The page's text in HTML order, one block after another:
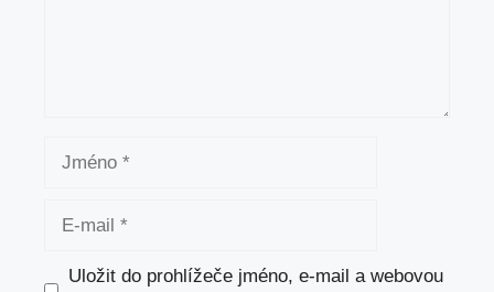
Jméno
Uložit do prohlížeče jméno, e-mail a webovou